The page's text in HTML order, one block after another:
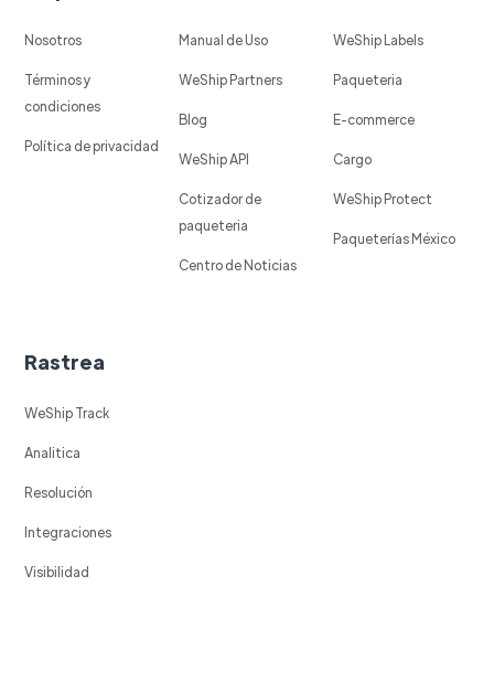
Nosotros
Términos y
condiciones
Política de privacidad
Manual de Uso
WeShip Partners
Blog
WeShip API
Cotizador de
paqueteria
Centro de Noticias
WeShip Labels
Paqueteria
E-commerce
Cargo
WeShip Protect
Paqueterías México
Rastrea
WeShip Track
Analitica
Resolución
Integraciones
Visibilidad